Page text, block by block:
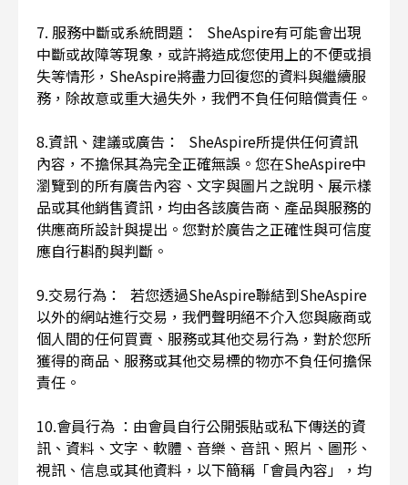
7. 服務中斷或系統問題： SheAspire有可能會出現
中斷或故障等現象，或許將造成您使用上的不便或損
失等情形，SheAspire將盡力回復您的資料與繼續服
務，除故意或重大過失外，我們不負任何賠償責任。
8.資訊、建議或廣告： SheAspire所提供任何資訊
內容，不擔保其為完全正確無誤。您在SheAspire中
瀏覽到的所有廣告內容、文字與圖片之說明、展示樣
品或其他銷售資訊，均由各該廣告商、產品與服務的
供應商所設計與提出。您對於廣告之正確性與可信度
應自行斟酌與判斷。
9.交易行為： 若您透過SheAspire聯結到SheAspire
以外的網站進行交易，我們聲明絕不介入您與廠商或
個人間的任何買賣、服務或其他交易行為，對於您所
獲得的商品、服務或其他交易標的物亦不負任何擔保
責任。
10.會員行為 ：由會員自行公開張貼或私下傳送的資
訊、資料、文字、軟體、音樂、音訊、照片、圖形、
視訊、信息或其他資料，以下簡稱「會員內容」，均